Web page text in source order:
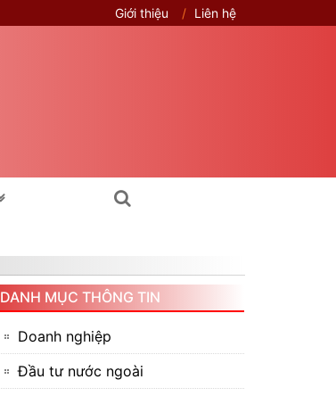
Giới thiệu Liên hệ
DANH MỤC THÔNG TIN
Doanh nghiệp
Đầu tư nước ngoài